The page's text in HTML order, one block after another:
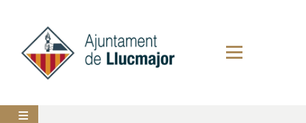
contingut